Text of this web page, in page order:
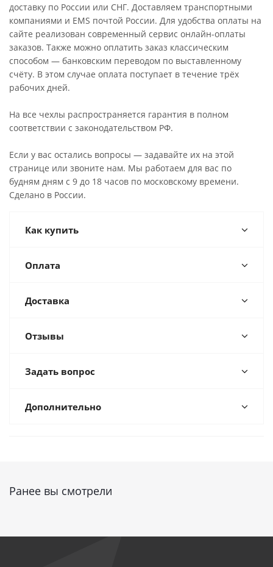
доставку по России или СНГ. Доставляем транспортными
компаниями и EMS почтой России. Для удобства оплаты на
сайте реализован современный сервис онлайн-оплаты
заказов. Также можно оплатить заказ классическим
способом — банковским переводом по выставленному
счёту. В этом случае оплата поступает в течение трёх
рабочих дней.
На все чехлы распространяется гарантия в полном
соответствии с законодательством РФ.
Если у вас остались вопросы — задавайте их на этой
странице или звоните нам. Мы работаем для вас по
будням дням с 9 до 18 часов по московскому времени.
Сделано в России.
Как купить
Оплата
Доставка
Отзывы
Задать вопрос
Дополнительно
Ранее вы смотрели